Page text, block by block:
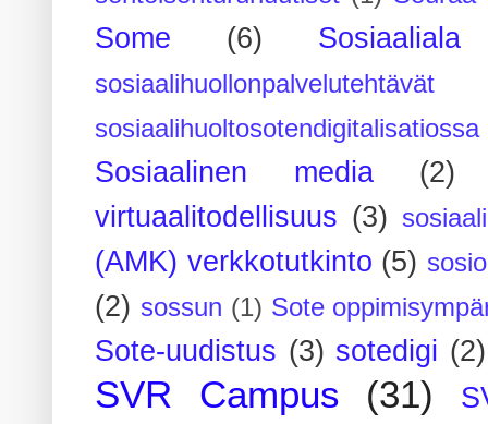
Some (6) Sosiaaliala
sosiaalihuollonpalvelutehtävät
sosiaalihuoltosotendigitalisatiossa
Sosiaalinen media
(2)
virtuaalitodellisuus (3)
(AMK) verkkotutkinto (5)
(2) sossun (1) Sote
Sote-uudistus (3) sotedigi (2)
SVR Campus (31)